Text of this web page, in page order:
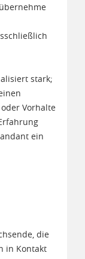
stark;
Vorhalte
ein
die
in Kontakt